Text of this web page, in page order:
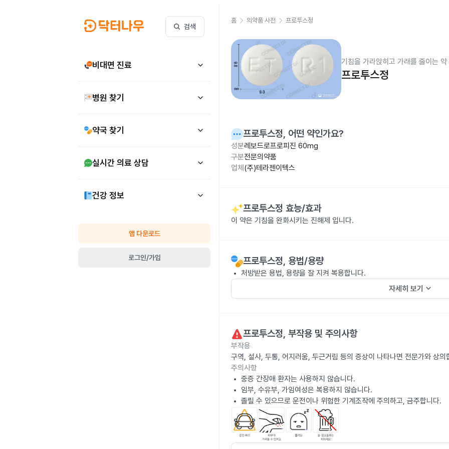
검색
비대면 진료
병원 찾기
약국 찾기
실시간 의료 상담
건강 정보
앱 다운로드
로그인/가입
홈 의약품 사전 프로투스정
기침을 가라앉히고 가래를 줄이는 약
프로투스정
프로투스정, 어떤 약인가요?
성분레보드로프로피진 60mg
구분전문의약품
업체 (주)테라젠이텍스
프로투스정 효능/효과
이 약은 기침을 완화시키는 진해제 입니다.
프로투스정, 용법/용량
처방받은 용법, 용량을 잘 지켜 복용합니다.
자세히 보기 keyboard_arrow_down
프로투스정, 부작용 및 주의사항
부작용
구역, 설사, 두통, 어지러움, 두근거림 등의 증상이 나타나면 전문가와 상의
주의사항
중증 간장애 환자는 사용하지 않습니다.
임부, 수유부, 가임여성은 복용하지 않습니다.
졸릴 수 있으므로 운전이나 위험한 기계조작에 주의하고, 금주합니다.